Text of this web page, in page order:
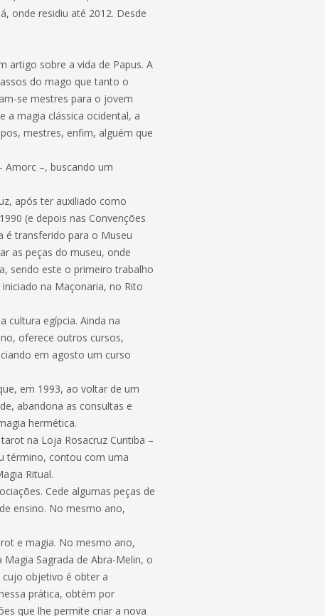
onde residiu até 2012. Desde
artigo sobre a vida de Papus. A
do mago que tanto o
se mestres para o jovem
a magia clássica ocidental, a
mestres, enfim, alguém que
Amorc –, buscando um
após ter auxiliado como
(e depois nas Convenções
é transferido para o Museu
as peças do museu, onde
sendo este o primeiro trabalho
na Maçonaria, no Rito
cultura egípcia. Ainda na
oferece outros cursos,
em agosto um curso
em 1993, ao voltar de um
abandona as consultas e
hermética.
na Loja Rosacruz Curitiba –
término, contou com uma
Ritual.
Cede algumas peças de
ensino. No mesmo ano,
e magia. No mesmo ano,
Sagrada de Abra-Melin, o
objetivo é obter a
prática, obtém por
que lhe permite criar a nova